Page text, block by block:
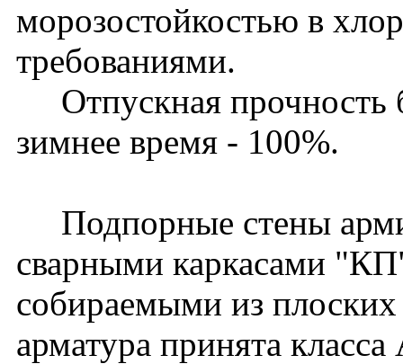
морозостойкостью в
требованиями.
Отпускная прочность
зимнее время - 100%.
Подпорные стены
сварными каркасами
собираемыми из
арматура принята